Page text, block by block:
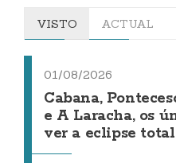
VISTO ACTUAL
01/08/2026
Cabana,
e A Laracha, os
ver a eclipse